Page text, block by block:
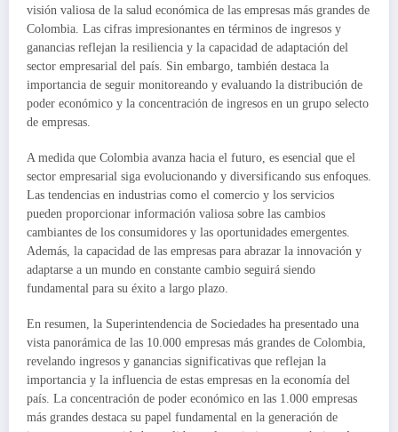
visión valiosa de la salud económica de las empresas más grandes de
Colombia. Las cifras impresionantes en términos de ingresos y
ganancias reflejan la resiliencia y la capacidad de adaptación del
sector empresarial del país. Sin embargo, también destaca la
importancia de seguir monitoreando y evaluando la distribución de
poder económico y la concentración de ingresos en un grupo selecto
de empresas.
A medida que Colombia avanza hacia el futuro, es esencial que el
sector empresarial siga evolucionando y diversificando sus enfoques.
Las tendencias en industrias como el comercio y los servicios
pueden proporcionar información valiosa sobre las cambios
cambiantes de los consumidores y las oportunidades emergentes.
Además, la capacidad de las empresas para abrazar la innovación y
adaptarse a un mundo en constante cambio seguirá siendo
fundamental para su éxito a largo plazo.
En resumen, la Superintendencia de Sociedades ha presentado una
vista panorámica de las 10.000 empresas más grandes de Colombia,
revelando ingresos y ganancias significativas que reflejan la
importancia y la influencia de estas empresas en la economía del
país. La concentración de poder económico en las 1.000 empresas
más grandes destaca su papel fundamental en la generación de